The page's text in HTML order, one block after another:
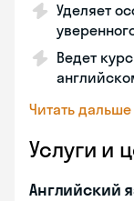
Уделяет
Ведет
Читать дальше
Услуги и
Английский